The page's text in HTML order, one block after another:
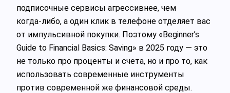
подписочные сервисы агрессивнее, чем
когда‑либо, а один клик в телефоне отделяет вас
от импульсивной покупки. Поэтому «Beginner’s
Guide to Financial Basics: Saving» в 2025 году — это
не только про проценты и счета, но и про то, как
использовать современные инструменты
против современной же финансовой среды.